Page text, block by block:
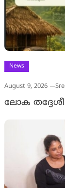
News
August 9, 2026
ലോക